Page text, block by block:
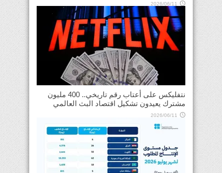
2026/06/11
نتفليكس على أعتاب رقم تاريخي.. 400 مليون
مشترك يعيدون تشكيل اقتصاد البث العالمي
2026/06/11